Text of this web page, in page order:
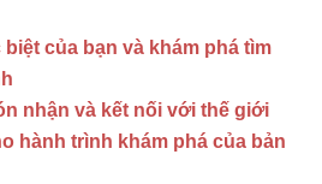
của bạn và khám phá tìm
nhận và kết nối với thế giới
hành trình khám phá của bản